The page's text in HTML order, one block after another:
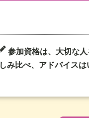
参加資格は、大切な
しみ比べ、アドバイス